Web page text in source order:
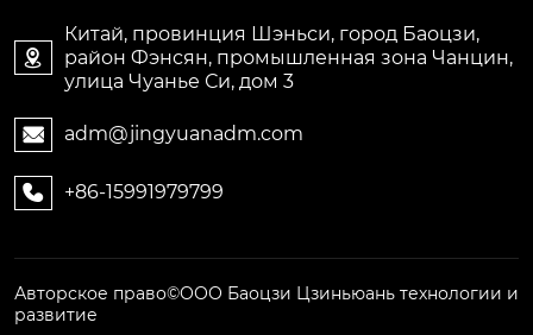

Китай, провинция Шэньси, город Баоцзи,
район Фэнсян, промышленная зона Чанцин,
улица Чуанье Си, дом 3
 adm@jingyuanadm.com
 +86-15991979799
Авторское право©ООО Баоцзи Цзиньюань технологии и
развитие